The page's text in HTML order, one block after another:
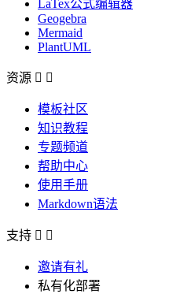
LaTex公式编辑器
Geogebra
Mermaid
PlantUML
资源  
模板社区
知识教程
专题频道
帮助中心
使用手册
Markdown语法
支持  
邀请有礼
私有化部署